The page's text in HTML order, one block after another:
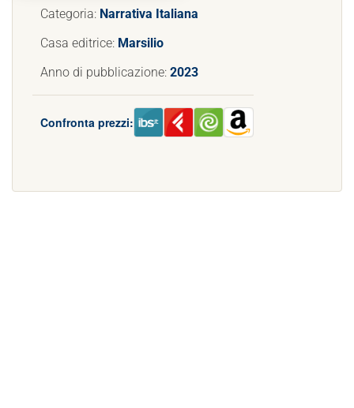
Categoria: Narrativa Italiana
Casa editrice: Marsilio
Anno di pubblicazione: 2023
Confronta prezzi: